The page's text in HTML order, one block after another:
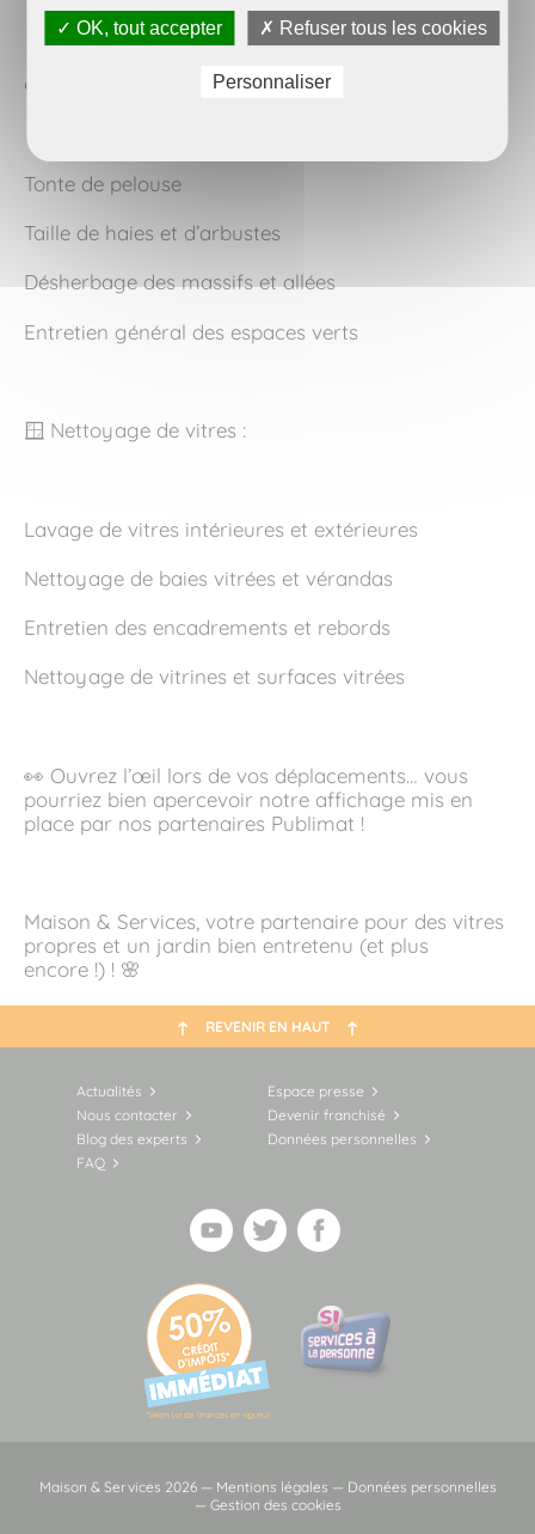
🌱 Entretien du jardin :
Tonte de pelouse
Taille de haies et d’arbustes
Désherbage des massifs et allées
Entretien général des espaces verts
🪟 Nettoyage de vitres :
Lavage de vitres intérieures et extérieures
Nettoyage de baies vitrées et vérandas
Entretien des encadrements et rebords
Nettoyage de vitrines et surfaces vitrées
👀 Ouvrez l’œil lors de vos déplacements… vous
pourriez bien apercevoir notre affichage mis en
place par nos partenaires Publimat !
Maison & Services, votre partenaire pour des vitres
propres et un jardin bien entretenu (et plus
encore !) ! 🌸
REVENIR EN HAUT
Actualités
Espace presse
Nous contacter
Devenir franchisé
Blog des experts
Données personnelles
FAQ
Maison & Services 2026 — Mentions légales — Données personnelles
— Gestion des cookies
✓ OK, tout accepter ✗ Refuser tous les cookies
Personnaliser